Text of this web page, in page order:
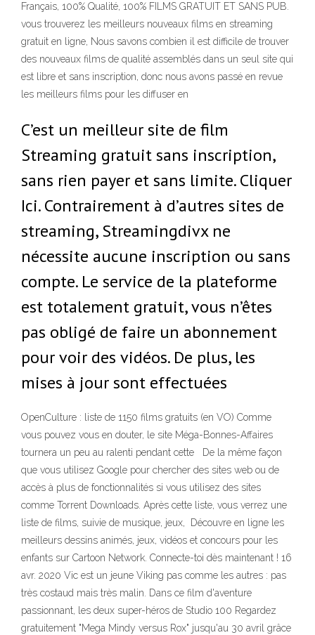
Français, 100% Qualité, 100% FILMS GRATUIT ET SANS PUB.
vous trouverez les meilleurs nouveaux films en streaming
gratuit en ligne, Nous savons combien il est difficile de trouver
des nouveaux films de qualité assemblés dans un seul site qui
est libre et sans inscription, donc nous avons passé en revue
les meilleurs films pour les diffuser en
C’est un meilleur site de film
Streaming gratuit sans inscription,
sans rien payer et sans limite. Cliquer
Ici. Contrairement à d’autres sites de
streaming, Streamingdivx ne
nécessite aucune inscription ou sans
compte. Le service de la plateforme
est totalement gratuit, vous n’êtes
pas obligé de faire un abonnement
pour voir des vidéos. De plus, les
mises à jour sont effectuées
OpenCulture : liste de 1150 films gratuits (en VO) Comme
vous pouvez vous en douter, le site Méga-Bonnes-Affaires
tournera un peu au ralenti pendant cette De la même façon
que vous utilisez Google pour chercher des sites web ou de
accès à plus de fonctionnalités si vous utilisez des sites
comme Torrent Downloads. Après cette liste, vous verrez une
liste de films, suivie de musique, jeux, Découvre en ligne les
meilleurs dessins animés, jeux, vidéos et concours pour les
enfants sur Cartoon Network. Connecte-toi dès maintenant ! 16
avr. 2020 Vic est un jeune Viking pas comme les autres : pas
très costaud mais très malin. Dans ce film d'aventure
passionnant, les deux super-héros de Studio 100 Regardez
gratuitement "Mega Mindy versus Rox" jusqu'au 30 avril grâce